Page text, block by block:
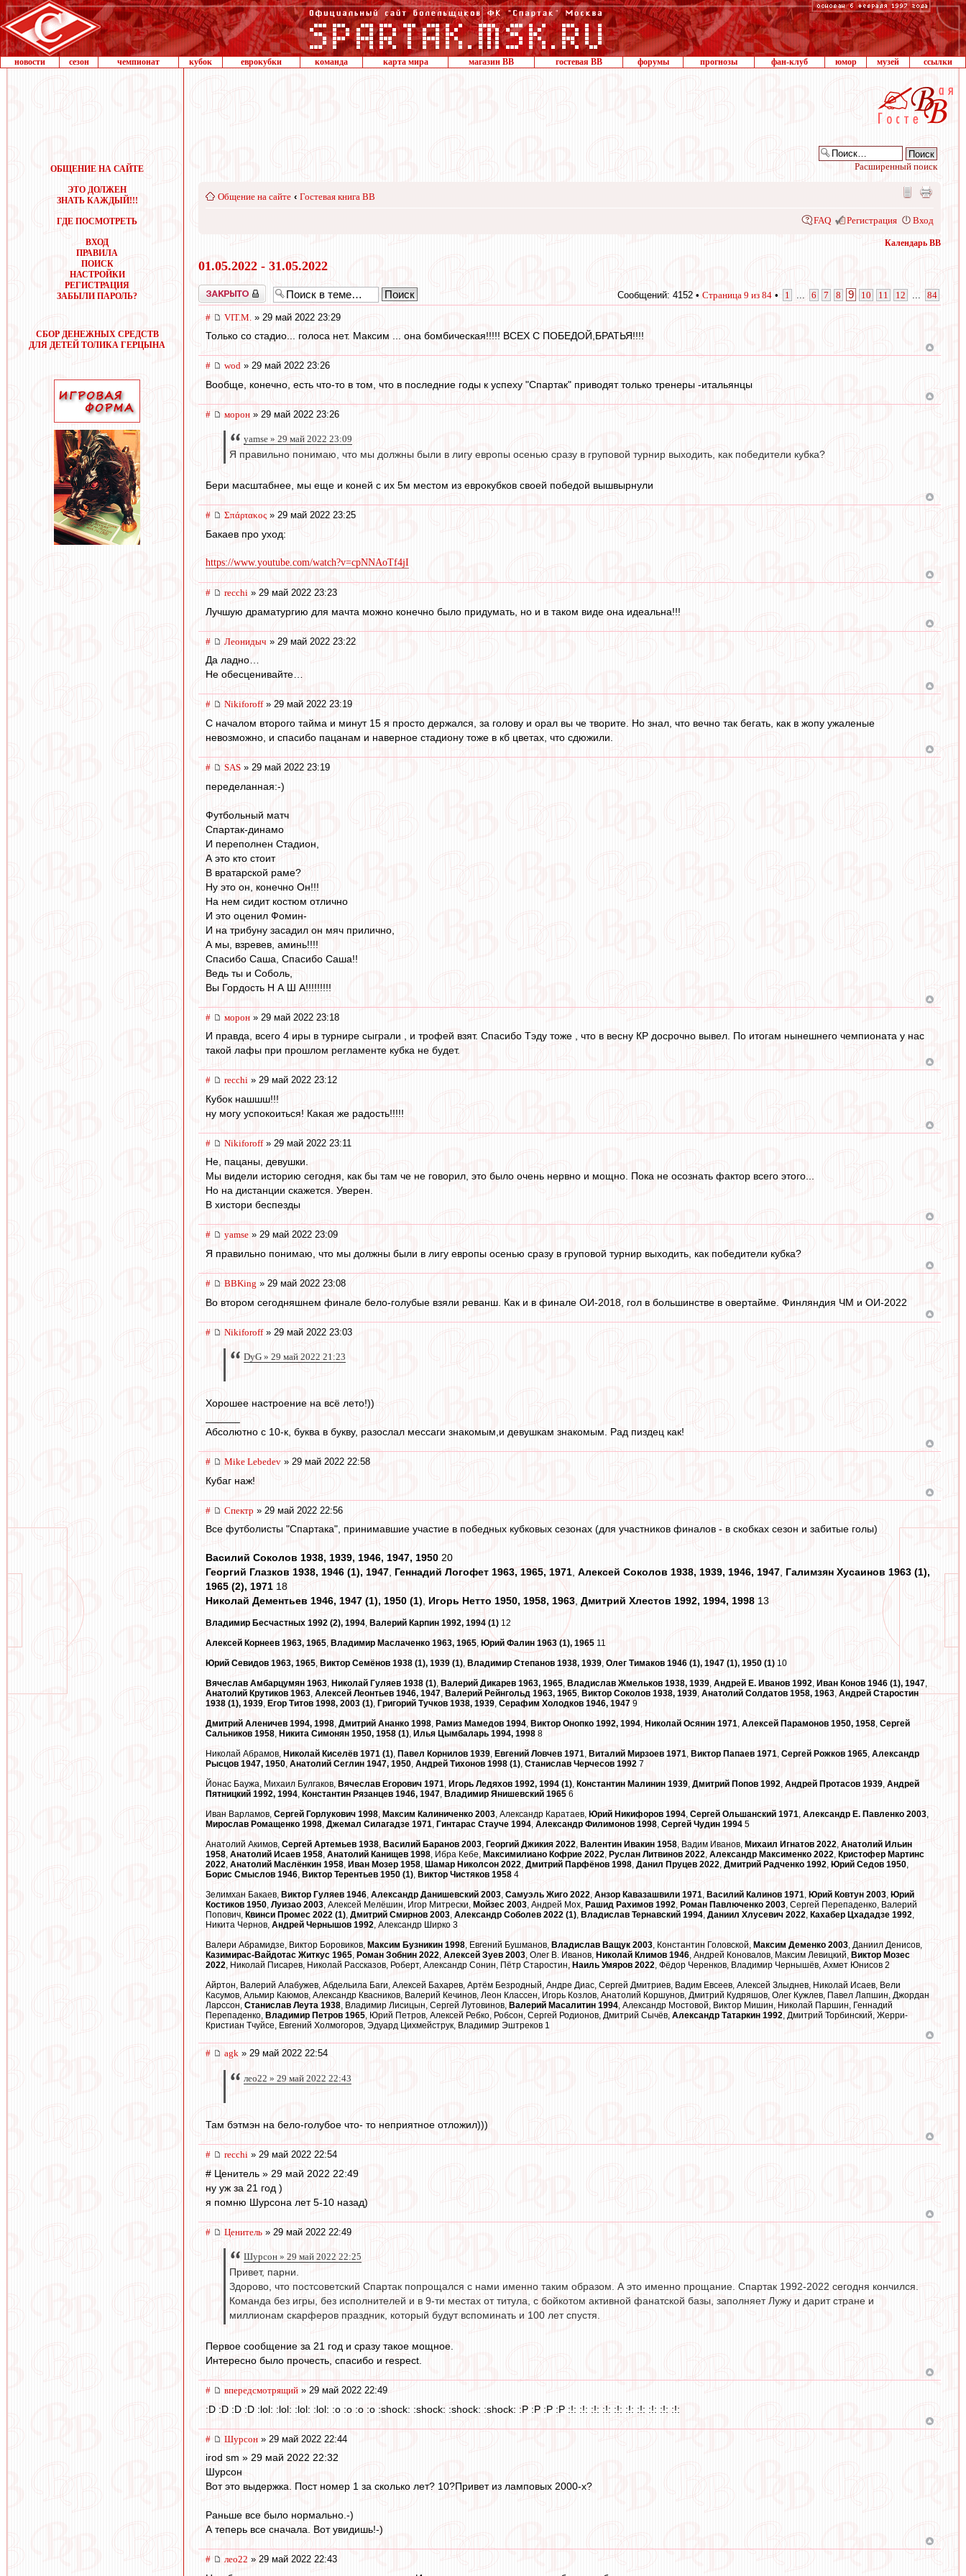
новости сезон чемпионат кубок еврокубки команда карта мира магазин ВВ гостевая ВВ форумы прогнозы фан-клуб юмор музей ссылки
ОБЩЕНИЕ НА САЙТЕ
ЭТО ДОЛЖЕН
ЗНАТЬ КАЖДЫЙ!!!
ГДЕ ПОСМОТРЕТЬ
ВХОД
ПРАВИЛА
ПОИСК
НАСТРОЙКИ
РЕГИСТРАЦИЯ
ЗАБЫЛИ ПАРОЛЬ?
СБОР ДЕНЕЖНЫХ СРЕДСТВ
ДЛЯ ДЕТЕЙ ТОЛИКА ГЕРЦЫНА
Расширенный поиск
Общение на сайте ‹ Гостевая книга ВВ
FAQ Регистрация Вход
Календарь ВВ
01.05.2022 - 31.05.2022
Закрыто Сообщений: 4152 • Страница 9 из 84 • 1 6 7 8 9 10 11 12 84
# VIT.M. » 29 май 2022 23:29
Только со стадио... голоса нет. Максим ... она бомбическая!!!!! ВСЕХ С ПОБЕДОЙ,БРАТЬЯ!!!!
# wod » 29 май 2022 23:26
Вообще, конечно, есть что-то в том, что в последние годы к успеху "Спартак" приводят только тренеры -итальянцы
# морон » 29 май 2022 23:26
yamse » 29 май 2022 23:09
Я правильно понимаю, что мы должны были в лигу европы осенью сразу в груповой турнир выходить, как победители кубка?
Бери масштабнее, мы еще и коней с их 5м местом из еврокубков своей победой вышвырнули
# Σπάρτακος » 29 май 2022 23:25
Бакаев про уход:
https://www.youtube.com/watch?v=cpNNAoTf4jI
# recchi » 29 май 2022 23:23
Лучшую драматургию для мачта можно конечно было придумать, но и в таком виде она идеальна!!!
# Леонидыч » 29 май 2022 23:22
Да ладно…
Не обесценивайте…
# Nikiforoff» 29 май 2022 23:19
С началом второго тайма и минут 15 я просто держался, за голову и орал вы че творите. Но знал, что вечно так бегать, как в жопу ужаленые
невозможно, и спасибо пацанам и наверное стадиону тоже в кб цветах, что сдюжили.
# SAS » 29 май 2022 23:19
переделанная:-)
Футбольный матч
Спартак-динамо
И переполнен Стадион,
А это кто стоит
В вратарской раме?
Ну это он, конечно Он!!!
На нем сидит костюм отлично
И это оценил Фомин-
И на трибуну засадил он мяч прилично,
А мы, взревев, аминь!!!!
Спасибо Саша, Спасибо Саша!!
Ведь ты и Соболь,
Вы Гордость Н А Ш А!!!!!!!!!
# морон » 29 май 2022 23:18
И правда, всего 4 иры в турнире сыграли , и трофей взят. Спасибо Тэду тоже , что в весну КР досрочно вывел. По итогам нынешнего чемпионата у нас
такой лафы при прошлом регламенте кубка не будет.
# recchi » 29 май 2022 23:12
Кубок нашшш!!!
ну могу успокоиться! Какая же радость!!!!!
# Nikiforoff» 29 май 2022 23:11
Не, пацаны, девушки.
Мы видели историю сегодня, как бы там че не говорил, это было очень нервно и мощно. Пока не осознать фактор всего этого...
Но на дистанции скажется. Уверен.
В хистори беспезды
# yamse » 29 май 2022 23:09
Я правильно понимаю, что мы должны были в лигу европы осенью сразу в груповой турнир выходить, как победители кубка?
# BBKing » 29 май 2022 23:08
Во втором сегодняшнем финале бело-голубые взяли реванш. Как и в финале ОИ-2018, гол в большинстве в овертайме. Финляндия ЧМ и ОИ-2022
# Nikiforoff» 29 май 2022 23:03
DyG » 29 май 2022 21:23
Хорошее настроение на всё лето!))
Абсолютно с 10-к, буква в букву, разослал мессаги знакомым,и девушкам знакомым. Рад пиздец как!
# Mike Lebedev » 29 май 2022 22:58
Кубаг наж!
# Спектр » 29 май 2022 22:56
Все футболисты "Спартака", принимавшие участие в победных кубковых сезонах (для участников финалов - в скобках сезон и забитые голы)
Василий Соколов 1938, 1939, 1946, 1947, 1950 20
Георгий Глазков 1938, 1946 (1), 1947, Геннадий Логофет 1963, 1965, 1971, Алексей Соколов 1938, 1939, 1946, 1947, Галимзян Хусаинов 1963 (1),
1965 (2), 1971 18
Николай Дементьев 1946, 1947 (1), 1950 (1), Игорь Нетто 1950, 1958, 1963, Дмитрий Хлестов 1992, 1994, 1998 13
Владимир Бесчастных 1992 (2), 1994, Валерий Карпин 1992, 1994 (1) 12
Алексей Корнеев 1963, 1965, Владимир Маслаченко 1963, 1965, Юрий Фалин 1963 (1), 1965 11
Юрий Севидов 1963, 1965, Виктор Семёнов 1938 (1), 1939 (1), Владимир Степанов 1938, 1939, Олег Тимаков 1946 (1), 1947 (1), 1950 (1) 10
Вячеслав Амбарцумян 1963, Николай Гуляев 1938 (1), Валерий Дикарев 1963, 1965, Владислав Жмельков 1938, 1939, Андрей Е. Иванов 1992, Иван Конов 1946 (1), 1947,
Анатолий Крутиков 1963, Алексей Леонтьев 1946, 1947, Валерий Рейнгольд 1963, 1965, Виктор Соколов 1938, 1939, Анатолий Солдатов 1958, 1963, Андрей Старостин
1938 (1), 1939, Егор Титов 1998, 2003 (1), Григорий Тучков 1938, 1939, Серафим Холодков 1946, 1947 9
Дмитрий Аленичев 1994, 1998, Дмитрий Ананко 1998, Рамиз Мамедов 1994, Виктор Онопко 1992, 1994, Николай Осянин 1971, Алексей Парамонов 1950, 1958, Сергей
Сальников 1958, Никита Симонян 1950, 1958 (1), Илья Цымбаларь 1994, 1998 8
Николай Абрамов, Николай Киселёв 1971 (1), Павел Корнилов 1939, Евгений Ловчев 1971, Виталий Мирзоев 1971, Виктор Папаев 1971, Сергей Рожков 1965, Александр
Рысцов 1947, 1950, Анатолий Сеглин 1947, 1950, Андрей Тихонов 1998 (1), Станислав Черчесов 1992 7
Йонас Баужа, Михаил Булгаков, Вячеслав Егорович 1971, Игорь Ледяхов 1992, 1994 (1), Константин Малинин 1939, Дмитрий Попов 1992, Андрей Протасов 1939, Андрей
Пятницкий 1992, 1994, Константин Рязанцев 1946, 1947, Владимир Янишевский 1965 6
Иван Варламов, Сергей Горлукович 1998, Максим Калиниченко 2003, Александр Каратаев, Юрий Никифоров 1994, Сергей Ольшанский 1971, Александр Е. Павленко 2003,
Мирослав Ромащенко 1998, Джемал Силагадзе 1971, Гинтарас Стауче 1994, Александр Филимонов 1998, Сергей Чудин 1994 5
Анатолий Акимов, Сергей Артемьев 1938, Василий Баранов 2003, Георгий Джикия 2022, Валентин Ивакин 1958, Вадим Иванов, Михаил Игнатов 2022, Анатолий Ильин
1958, Анатолий Исаев 1958, Анатолий Канищев 1998, Ибра Кебе, Максимилиано Кофрие 2022, Руслан Литвинов 2022, Александр Максименко 2022, Кристофер Мартинс
2022, Анатолий Маслёнкин 1958, Иван Мозер 1958, Шамар Николсон 2022, Дмитрий Парфёнов 1998, Данил Пруцев 2022, Дмитрий Радченко 1992, Юрий Седов 1950,
Борис Смыслов 1946, Виктор Терентьев 1950 (1), Виктор Чистяков 1958 4
Зелимхан Бакаев, Виктор Гуляев 1946, Александр Данишевский 2003, Самуэль Жиго 2022, Анзор Кавазашвили 1971, Василий Калинов 1971, Юрий Ковтун 2003, Юрий
Костиков 1950, Луизао 2003, Алексей Мелёшин, Игор Митрески, Мойзес 2003, Андрей Мох, Рашид Рахимов 1992, Роман Павлюченко 2003, Сергей Перепаденко, Валерий
Попович, Квинси Промес 2022 (1), Дмитрий Смирнов 2003, Александр Соболев 2022 (1), Владислав Тернавский 1994, Даниил Хлусевич 2022, Кахабер Цхададзе 1992,
Никита Чернов, Андрей Чернышов 1992, Александр Ширко 3
Валери Абрамидзе, Виктор Боровиков, Максим Бузникин 1998, Евгений Бушманов, Владислав Ващук 2003, Константин Головской, Максим Деменко 2003, Даниил Денисов,
Казимирас-Вайдотас Житкус 1965, Роман Зобнин 2022, Алексей Зуев 2003, Олег В. Иванов, Николай Климов 1946, Андрей Коновалов, Максим Левицкий, Виктор Мозес
2022, Николай Писарев, Николай Рассказов, Роберт, Александр Сонин, Пётр Старостин, Наиль Умяров 2022, Фёдор Черенков, Владимир Чернышёв, Ахмет Юнисов 2
Айртон, Валерий Алабужев, Абдельила Баги, Алексей Бахарев, Артём Безродный, Андре Диас, Сергей Дмитриев, Вадим Евсеев, Алексей Злыднев, Николай Исаев, Вели
Касумов, Альмир Каюмов, Александр Квасников, Валерий Кечинов, Леон Классен, Игорь Козлов, Анатолий Коршунов, Дмитрий Кудряшов, Олег Кужлев, Павел Лапшин, Джордан
Ларссон, Станислав Леута 1938, Владимир Лисицын, Сергей Лутовинов, Валерий Масалитин 1994, Александр Мостовой, Виктор Мишин, Николай Паршин, Геннадий
Перепаденко, Владимир Петров 1965, Юрий Петров, Алексей Ребко, Робсон, Сергей Родионов, Дмитрий Сычёв, Александр Татаркин 1992, Дмитрий Торбинский, Жерри-
Кристиан Тчуйсе, Евгений Холмогоров, Эдуард Цихмейструк, Владимир Эштреков 1
# agk » 29 май 2022 22:54
лео22 » 29 май 2022 22:43
Там бэтмэн на бело-голубое что- то неприятное отложил)))
# recchi » 29 май 2022 22:54
# Ценитель » 29 май 2022 22:49
ну уж за 21 год )
я помню Шурсона лет 5-10 назад)
# Ценитель » 29 май 2022 22:49
Шурсон » 29 май 2022 22:25
Привет, парни.
Здорово, что постсоветский Спартак попрощался с нами именно таким образом. А это именно прощание. Спартак 1992-2022 сегодня кончился.
Команда без игры, без исполнителей и в 9-ти местах от титула, с бойкотом активной фанатской базы, заполняет Лужу и дарит стране и
миллионам скарферов праздник, который будут вспоминать и 100 лет спустя.
Первое сообщение за 21 год и сразу такое мощное.
Интересно было прочесть, спасибо и respect.
# впередсмотрящий » 29 май 2022 22:49
:D :D :D :D :lol: :lol: :lol: :lol: :o :o :o :o :shock: :shock: :shock: :shock: :P :P :P :P :!: :!: :!: :!: :!: :!: :!: :!: :!: :!:
# Шурсон » 29 май 2022 22:44
irod sm » 29 май 2022 22:32
Шурсон
Вот это выдержка. Пост номер 1 за сколько лет? 10?Привет из ламповых 2000-х?
Раньше все было нормально.-)
А теперь все сначала. Вот увидишь!-)
# лео22 » 29 май 2022 22:43